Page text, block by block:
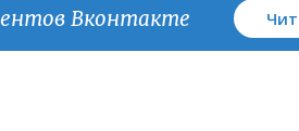
Вконтакте